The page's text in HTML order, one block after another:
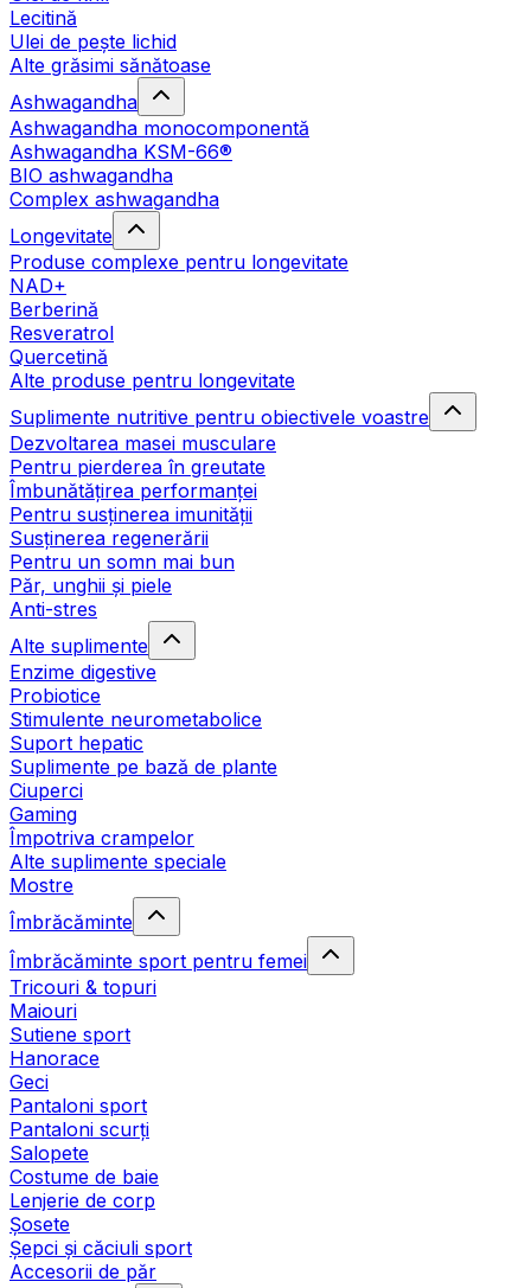
Lecitină
Ulei de pește lichid
Alte grăsimi sănătoase
Ashwagandha
Ashwagandha monocomponentă
Ashwagandha KSM-66®
BIO ashwagandha
Complex ashwagandha
Longevitate
Produse complexe pentru longevitate
NAD+
Berberină
Resveratrol
Quercetină
Alte produse pentru longevitate
Suplimente nutritive pentru obiectivele voastre
Dezvoltarea masei musculare
Pentru pierderea în greutate
Îmbunătățirea performanței
Pentru susținerea imunității
Susținerea regenerării
Pentru un somn mai bun
Păr, unghii și piele
Anti-stres
Alte suplimente
Enzime digestive
Probiotice
Stimulente neurometabolice
Suport hepatic
Suplimente pe bază de plante
Ciuperci
Gaming
Împotriva crampelor
Alte suplimente speciale
Mostre
Îmbrăcăminte
Îmbrăcăminte sport pentru femei
Tricouri & topuri
Maiouri
Sutiene sport
Hanorace
Geci
Pantaloni sport
Pantaloni scurți
Salopete
Costume de baie
Lenjerie de corp
Șosete
Șepci și căciuli sport
Accesorii de păr